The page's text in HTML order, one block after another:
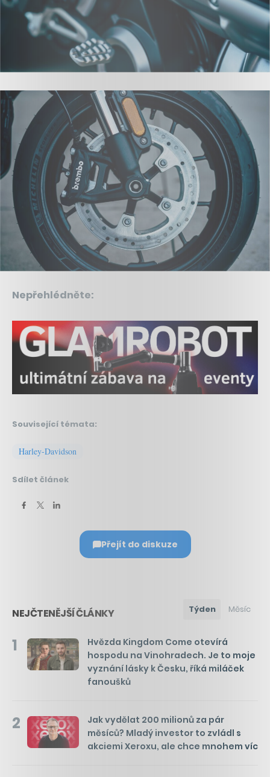
Nepřehlédněte:
Související témata:
Harley-Davidson
Sdílet článek
Přejít do diskuze
NEJČTENĚJŠÍ ČLÁNKY Týden Měsíc
1
Hvězda Kingdom Come otevírá
hospodu na Vinohradech. Je to moje
vyznání lásky k Česku, říká miláček
fanoušků
2
Jak vydělat 200 milionů za pár
měsíců? Mladý investor to zvládl s
akciemi Xeroxu, ale chce mnohem víc